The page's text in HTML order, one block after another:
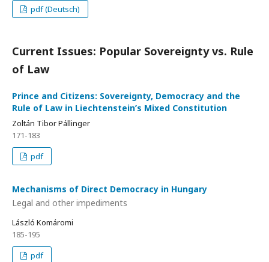
pdf (Deutsch)
Current Issues: Popular Sovereignty vs. Rule
of Law
Prince and Citizens: Sovereignty, Democracy and the
Rule of Law in Liechtenstein’s Mixed Constitution
Zoltán Tibor Pállinger
171-183
pdf
Mechanisms of Direct Democracy in Hungary
Legal and other impediments
László Komáromi
185-195
pdf